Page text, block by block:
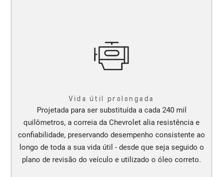
Vida útil prolongada
Projetada para ser substituída a cada 240 mil
quilômetros, a correia da Chevrolet alia resistência e
confiabilidade, preservando desempenho consistente ao
longo de toda a sua vida útil - desde que seja seguido o
plano de revisão do veículo e utilizado o óleo correto.